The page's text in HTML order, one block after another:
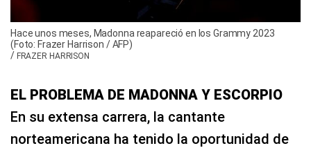
Hace unos meses, Madonna reapareció en los Grammy 2023
(Foto: Frazer Harrison / AFP)
/ FRAZER HARRISON
EL PROBLEMA DE MADONNA Y ESCORPIO
En su extensa carrera, la cantante
norteamericana ha tenido la oportunidad de